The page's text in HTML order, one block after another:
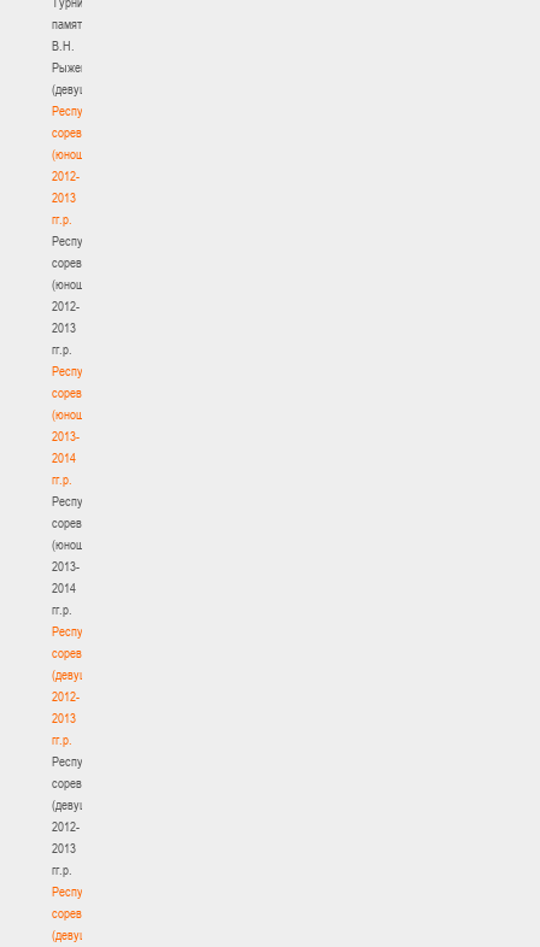
памяти
В.Н.
Рыженкова
(девушки)
Республиканские
соревнования
(юноши)
2012-
2013
гг.р.
Республиканские
соревнования
(юноши)
2012-
2013
гг.р.
Республиканские
соревнования
(юноши)
2013-
2014
гг.р.
Республиканские
соревнования
(юноши)
2013-
2014
гг.р.
Республиканские
соревнования
(девушки)
2012-
2013
гг.р.
Республиканские
соревнования
(девушки)
2012-
2013
гг.р.
Республиканские
соревнования
(девушки)